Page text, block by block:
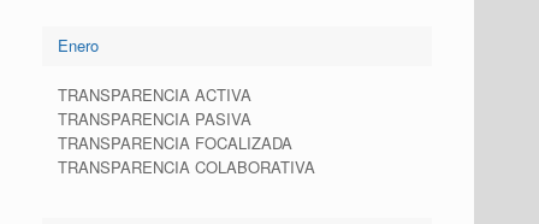
Enero
TRANSPARENCIA ACTIVA
TRANSPARENCIA PASIVA
TRANSPARENCIA FOCALIZADA
TRANSPARENCIA COLABORATIVA